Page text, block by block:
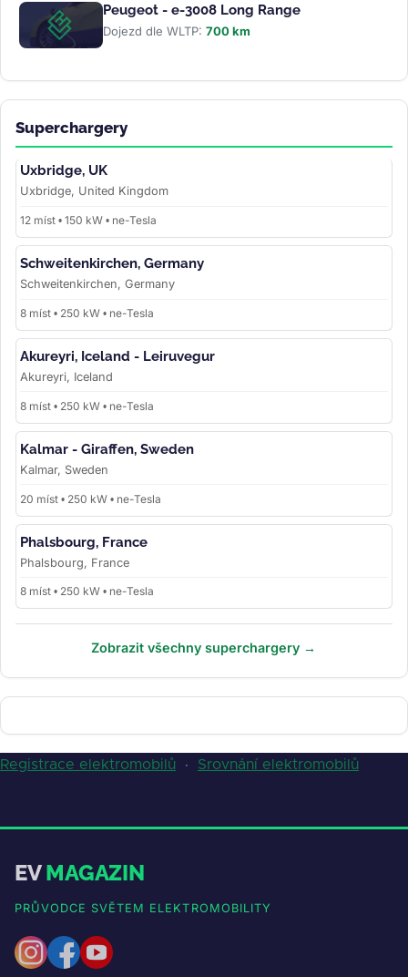
Peugeot - e-3008 Long Range
Dojezd dle WLTP: 700 km
Superchargery
Uxbridge, UK
Uxbridge, United Kingdom
12 míst • 150 kW • ne-Tesla
Schweitenkirchen, Germany
Schweitenkirchen, Germany
8 míst • 250 kW • ne-Tesla
Akureyri, Iceland - Leiruvegur
Akureyri, Iceland
8 míst • 250 kW • ne-Tesla
Kalmar - Giraffen, Sweden
Kalmar, Sweden
20 míst • 250 kW • ne-Tesla
Phalsbourg, France
Phalsbourg, France
8 míst • 250 kW • ne-Tesla
Zobrazit všechny superchargery →
Registrace elektromobilů · Srovnání elektromobilů
EVMAGAZIN
PRŮVODCE SVĚTEM ELEKTROMOBILITY